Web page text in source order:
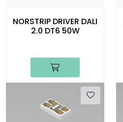
NORSTRIP DRIVER DALI
2.0 DT6 50W